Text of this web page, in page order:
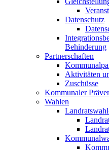
Datenschutz
Behinderung
Partnerschaften
Aktivitäten
Zuschüsse
Kommunaler
Wahlen